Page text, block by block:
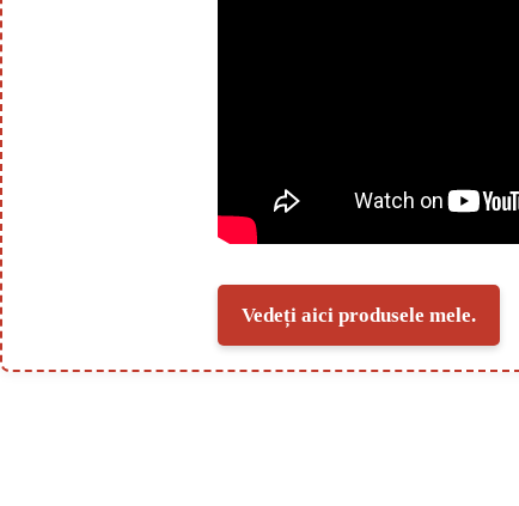
Vedeți aici produsele mele.